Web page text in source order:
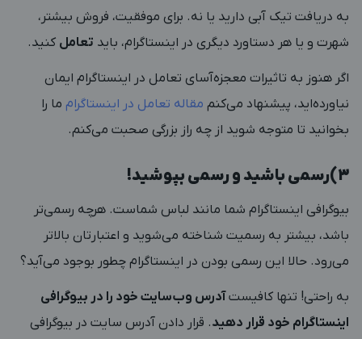
به دریافت تیک آبی دارید یا نه. برای موفقیت، فروش بیشتر،
شهرت و یا هر دستاورد دیگری در اینستاگرام، باید تعامل کنید.
اگر هنوز به تاثیرات معجزه‌آسای تعامل در اینستاگرام ایمان
نیاورده‌اید، پیشنهاد می‌کنم مقاله تعامل در اینستاگرام ما را
بخوانید تا متوجه شوید از چه راز بزرگی صحبت می‌کنم.
3)رسمی باشید و رسمی بپوشید!
بیوگرافی اینستاگرام شما مانند لباس شماست. هرچه رسمی‌تر
باشد، بیشتر به رسمیت شناخته می‌شوید و اعتبارتان بالاتر
می‌رود. حالا این رسمی بودن در اینستاگرام چطور بوجود می‌آید؟
به راحتی! تنها کافیستآدرس وب‌سایت خود را در بیوگرافی
اینستاگرام خود قرار دهید. قرار دادن آدرس سایت در بیوگرافی